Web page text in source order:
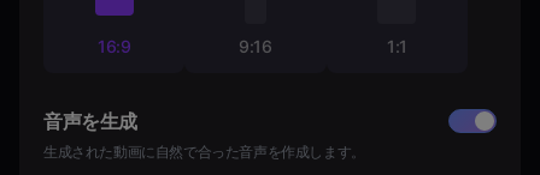
16:9 9:16 1:1
音声を生成
生成された動画に自然で合った音声を作成します。